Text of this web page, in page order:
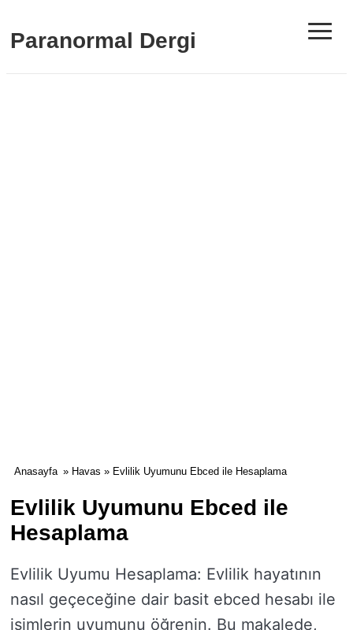
Paranormal Dergi ≡
Anasayfa » Havas » Evlilik Uyumunu Ebced ile Hesaplama
Evlilik Uyumunu Ebced ile
Hesaplama
Evlilik Uyumu Hesaplama: Evlilik hayatının
nasıl geçeceğine dair basit ebced hesabı ile
isimlerin uyumunu öğrenin. Bu makalede,